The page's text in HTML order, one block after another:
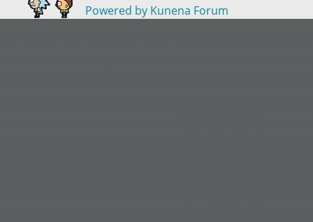
Powered by Kunena Forum